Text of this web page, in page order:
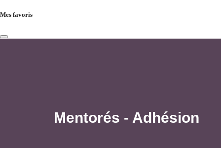
Mes favoris
Mentorés - Adhésion